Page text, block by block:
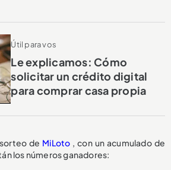
Útil para vos
Le explicamos: Cómo
solicitar un crédito digital
para comprar casa propia
de MiLoto , con un acumulado de
los números ganadores: